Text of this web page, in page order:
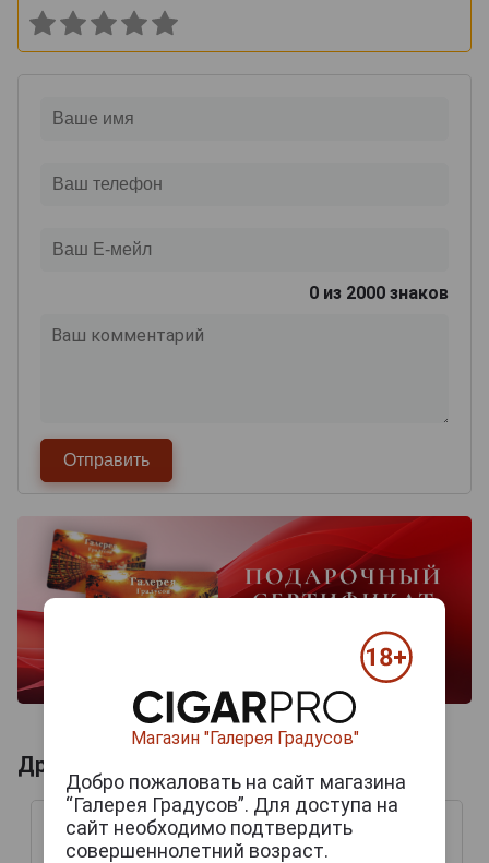
0 из 2000 знаков
Другие продукты бренда TILQUIN
Магазин "Галерея Градусов"
Добро пожаловать на сайт магазина
“Галерея Градусов”. Для доступа на
сайт необходимо подтвердить
совершеннолетний возраст.